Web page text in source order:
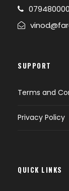
SUPPORT
Terms and
Privacy Policy
QUICK LINKS